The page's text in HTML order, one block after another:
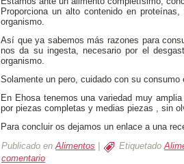
Proporciona un alto contenido en
organismo.
Así que ya sabemos más razones para
nos da su ingesta, necesario por el
organismo.
Solamente un pero, cuidado con su
En Ehosa tenemos una variedad muy
por piezas completas y medias piezas , sin
Para concluir os dejamos un enlace a una
Publicado en Alimentos Etiquetado
comentario